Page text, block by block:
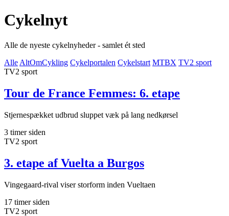
Cykelnyt
Alle de nyeste cykelnyheder - samlet ét sted
Alle AltOmCykling Cykelportalen Cykelstart MTBX TV2 sport
TV2 sport
Tour de France Femmes: 6. etape
Stjernespækket udbrud sluppet væk på lang nedkørsel
3 timer siden
TV2 sport
3. etape af Vuelta a Burgos
Vingegaard-rival viser storform inden Vueltaen
17 timer siden
TV2 sport